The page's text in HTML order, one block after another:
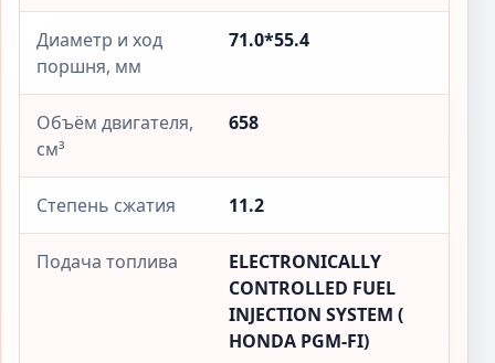
Диаметр и ход
поршня, мм
71.0*55.4
Объём двигателя,
см³
658
Степень сжатия 11.2
Подача топлива
ELECTRONICALLY
CONTROLLED FUEL
INJECTION SYSTEM (
HONDA PGM-FI)